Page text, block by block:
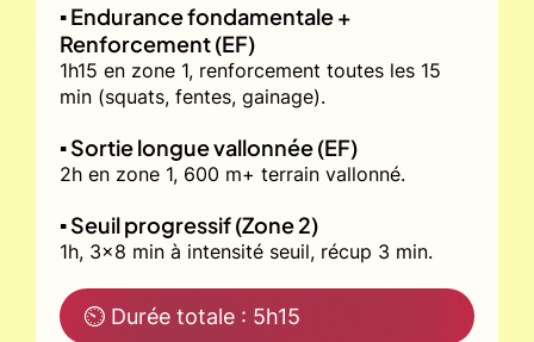
▪️ Endurance fondamentale +
Renforcement (EF)
1h15 en zone 1, renforcement toutes les 15
min (squats, fentes, gainage).
▪️ Sortie longue vallonnée (EF)
2h en zone 1, 600 m+ terrain vallonné.
▪️ Seuil progressif (Zone 2)
1h, 3x8 min à intensité seuil, récup 3 min.
⏲ Durée totale : 5h15